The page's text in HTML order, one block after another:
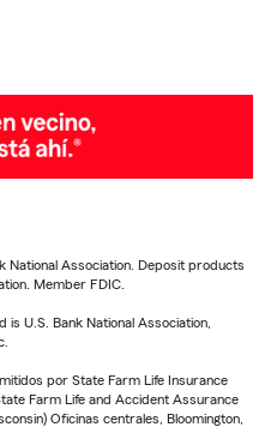
National Association. Deposit products
Member FDIC.
U.S. Bank National Association,
por State Farm Life Insurance
Farm Life and Accident Assurance
Oficinas centrales, Bloomington,